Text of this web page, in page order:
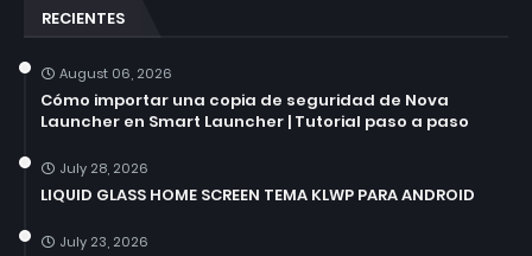
RECIENTES
August 06, 2026
Cómo importar una copia de seguridad de Nova
Launcher en Smart Launcher | Tutorial paso a paso
July 28, 2026
LIQUID GLASS HOME SCREEN TEMA KLWP PARA ANDROID
July 23, 2026